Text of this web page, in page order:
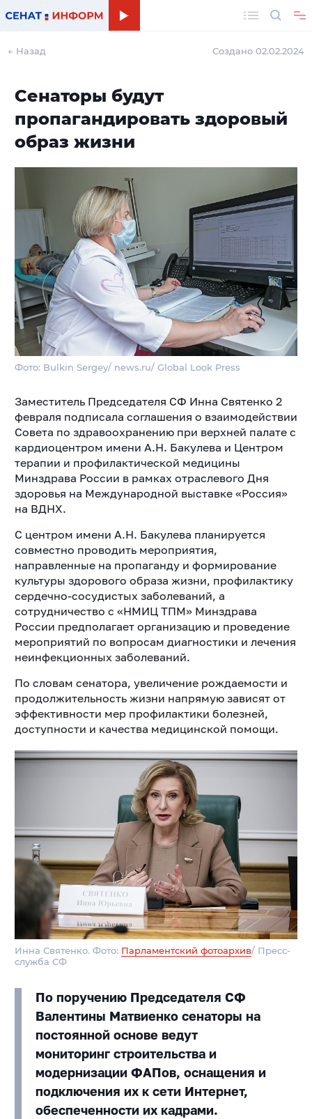
← Назад Создано 02.02.2024
Сенаторы будут
пропагандировать здоровый
образ жизни
Фото: Bulkin Sergey/ news.ru/ Global Look Press
Заместитель Председателя СФ Инна Святенко 2
февраля подписала соглашения о взаимодействии
Совета по здравоохранению при верхней палате с
кардиоцентром имени А.Н. Бакулева и Центром
терапии и профилактической медицины
Минздрава России в рамках отраслевого Дня
здоровья на Международной выставке «Россия»
на ВДНХ.
С центром имени А.Н. Бакулева планируется
совместно проводить мероприятия,
направленные на пропаганду и формирование
культуры здорового образа жизни, профилактику
сердечно-сосудистых заболеваний, а
сотрудничество с «НМИЦ ТПМ» Минздрава
России предполагает организацию и проведение
мероприятий по вопросам диагностики и лечения
неинфекционных заболеваний.
По словам сенатора, увеличение рождаемости и
продолжительность жизни напрямую зависят от
эффективности мер профилактики болезней,
доступности и качества медицинской помощи.
Инна Святенко. Фото: Парламентский фотоархив/ Пресс-
служба СФ
По поручению Председателя СФ
Валентины Матвиенко сенаторы на
постоянной основе ведут
мониторинг строительства и
модернизации ФАПов, оснащения и
подключения их к сети Интернет,
обеспеченности их кадрами.